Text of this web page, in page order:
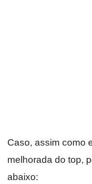
Caso, assim como
melhorada do top,
abaixo: